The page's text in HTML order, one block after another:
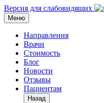
Версия для слабовидящих
Меню
Направления
Врачи
Стоимость
Блог
Новости
Отзывы
Пациентам
Назад